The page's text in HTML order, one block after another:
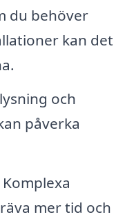
du behöver
kan det
och
påverka
mer tid och